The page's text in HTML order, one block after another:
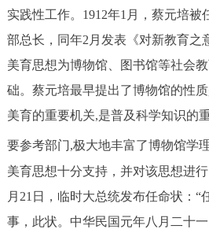
实践性工作。1912年1月，蔡元培被
部总长，同年2月发表《对新教育之
美育思想为博物馆、图书馆等社会
础。蔡元培最早提出了博物馆的性
美育的重要机关,是普及科学知识的
要参考部门,极大地丰富了博物馆学
美育思想十分支持，并对该思想进
月21日，临时大总统发布任命状：“
事，此状。中华民国元年八月二十